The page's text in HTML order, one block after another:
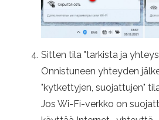
Sitten tila "tarkista ja
Onnistuneen yhteyden
"kytkettyjen, suojattujen"
Jos Wi-Fi-verkko on